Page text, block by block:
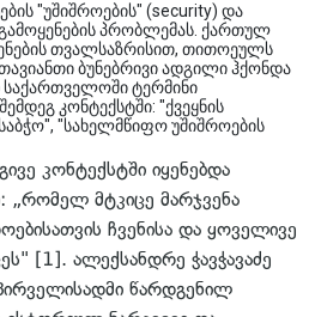
"უშიშროების" (security) და
პრობლემას. ქართულ
თვალსაზრისით, თითოეულს
ბუნებრივი ადგილი ჰქონდა
ტერმინი
კონტექსტში: "ქვეყნის
"სახელმწიფო უშიშროების
კონტექსტში იყენებდა
მტკიცე მარჯვენა
ჩვენისა და ყოველივე
[1]. ალექსანდრე ჭავჭავაძე
წარდგენილ